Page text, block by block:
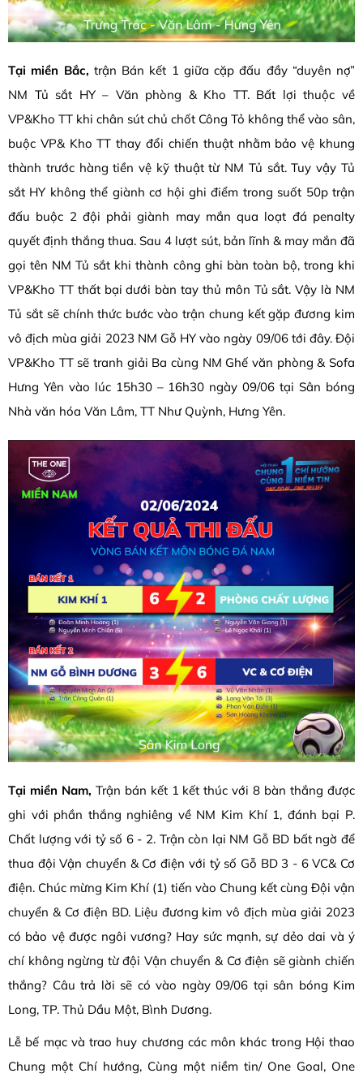
Tại miền Bắc, trận Bán kết 1 giữa cặp đấu đầy “duyên nợ”
NM Tủ sắt HY – Văn phòng & Kho TT. Bất lợi thuộc về
VP&Kho TT khi chân sút chủ chốt Công Tỏ không thể vào sân,
buộc VP& Kho TT thay đổi chiến thuật nhằm bảo vệ khung
thành trước hàng tiền vệ kỹ thuật từ NM Tủ sắt. Tuy vậy Tủ
sắt HY không thể giành cơ hội ghi điểm trong suốt 50p trận
đấu buộc 2 đội phải giành may mắn qua loạt đá penalty
quyết định thắng thua. Sau 4 lượt sút, bản lĩnh & may mắn đã
gọi tên NM Tủ sắt khi thành công ghi bàn toàn bộ, trong khi
VP&Kho TT thất bại dưới bàn tay thủ môn Tủ sắt. Vậy là NM
Tủ sắt sẽ chính thức bước vào trận chung kết gặp đương kim
vô địch mùa giải 2023 NM Gỗ HY vào ngày 09/06 tới đây. Đội
VP&Kho TT sẽ tranh giải Ba cùng NM Ghế văn phòng & Sofa
Hưng Yên vào lúc 15h30 – 16h30 ngày 09/06 tại Sân bóng
Nhà văn hóa Văn Lâm, TT Như Quỳnh, Hưng Yên.
Tại miền Nam, Trận bán kết 1 kết thúc với 8 bàn thắng được
ghi với phần thắng nghiêng về NM Kim Khí 1, đánh bại P.
Chất lượng với tỷ số 6 - 2. Trận còn lại NM Gỗ BD bất ngờ để
thua đội Vận chuyển & Cơ điện với tỷ số Gỗ BD 3 - 6 VC& Cơ
điện. Chúc mừng Kim Khí (1) tiến vào Chung kết cùng Đội vận
chuyển & Cơ điện BD. Liệu đương kim vô địch mùa giải 2023
có bảo vệ được ngôi vương? Hay sức mạnh, sự dẻo dai và ý
chí không ngừng từ đội Vận chuyển & Cơ điện sẽ giành chiến
thắng? Câu trả lời sẽ có vào ngày 09/06 tại sân bóng Kim
Long, TP. Thủ Dầu Một, Bình Dương.
Lễ bế mạc và trao huy chương các môn khác trong Hội thao
Chung một Chí hướng, Cùng một niềm tin/ One Goal, One